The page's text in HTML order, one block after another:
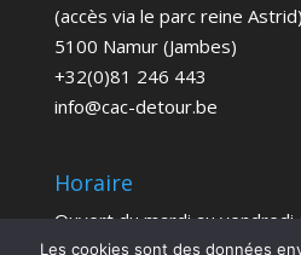
(accès via le parc reine Astrid)
5100 Namur (Jambes)
+32(0)81 246 443
info@cac-detour.be
Horaire
Ouvert du mardi au
Les cookies sont des données